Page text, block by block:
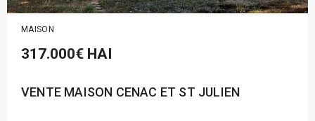
MAISON
317.000€ HAI
VENTE MAISON CENAC ET ST JULIEN